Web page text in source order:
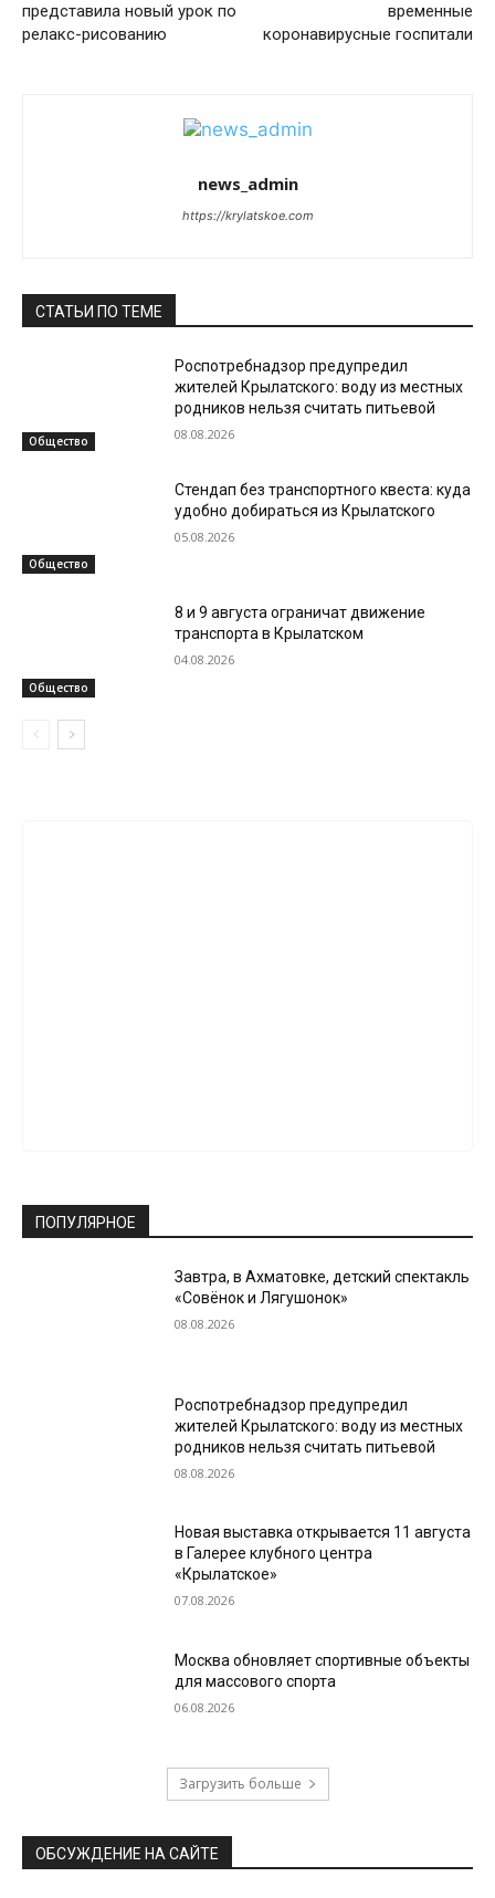
представила новый урок по
релакс-рисованию
временные
коронавирусные госпитали
news_admin
https://krylatskoe.com
СТАТЬИ ПО ТЕМЕ
Общество
Роспотребнадзор предупредил
жителей Крылатского: воду из местных
родников нельзя считать питьевой
08.08.2026
Общество
Стендап без транспортного квеста: куда
удобно добираться из Крылатского
05.08.2026
Общество
8 и 9 августа ограничат движение
транспорта в Крылатском
04.08.2026
ПОПУЛЯРНОЕ
Завтра, в Ахматовке, детский спектакль
«Совёнок и Лягушонок»
08.08.2026
Роспотребнадзор предупредил
жителей Крылатского: воду из местных
родников нельзя считать питьевой
08.08.2026
Новая выставка открывается 11 августа
в Галерее клубного центра
«Крылатское»
07.08.2026
Москва обновляет спортивные объекты
для массового спорта
06.08.2026
Загрузить больше
ОБСУЖДЕНИЕ НА САЙТЕ